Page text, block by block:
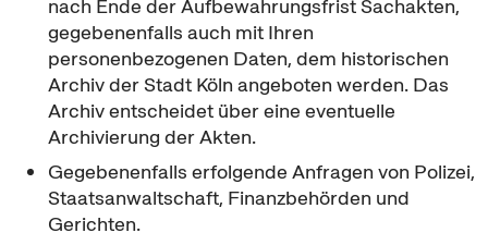
nach Ende der Aufbewahrungsfrist Sachakten,
gegebenenfalls auch mit Ihren
personenbezogenen Daten, dem historischen
Archiv der Stadt Köln angeboten werden. Das
Archiv entscheidet über eine eventuelle
Archivierung der Akten.
Gegebenenfalls erfolgende Anfragen von Polizei,
Staatsanwaltschaft, Finanzbehörden und
Gerichten.